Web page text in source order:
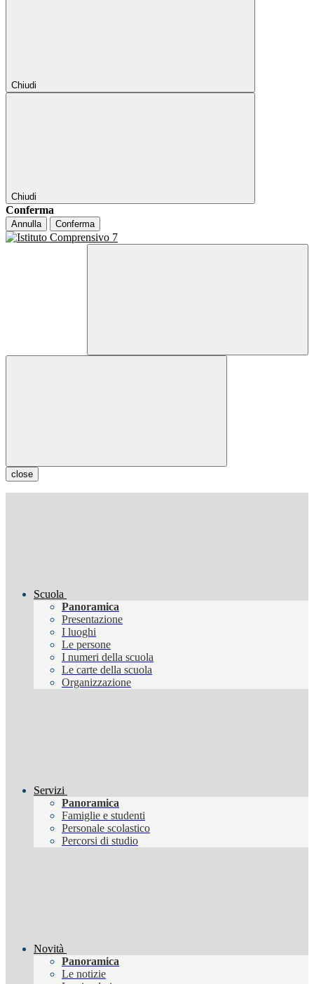
Chiudi
Chiudi
Conferma
Annulla Conferma
close
Scuola
Panoramica
Presentazione
I luoghi
Le persone
I numeri della scuola
Le carte della scuola
Organizzazione
Servizi
Panoramica
Famiglie e studenti
Personale scolastico
Percorsi di studio
Novità
Panoramica
Le notizie